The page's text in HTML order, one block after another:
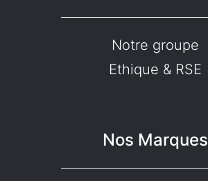
Notre groupe
Ethique & RSE
Nos Marques